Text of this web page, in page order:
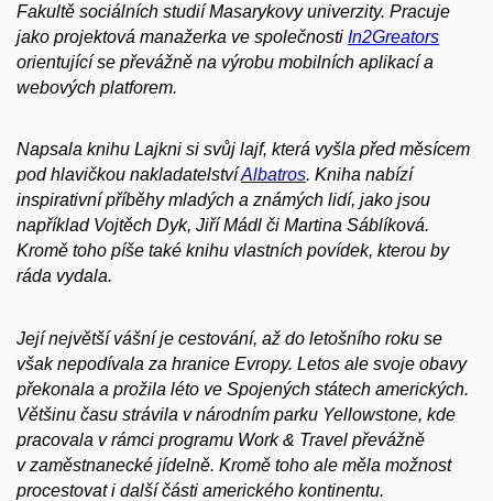
Fakultě sociálních studií Masarykovy univerzity. Pracuje
jako projektová manažerka ve společnosti In2Greators
orientující se převážně na výrobu mobilních aplikací a
webových platforem.
Napsala knihu Lajkni si svůj lajf, která vyšla před měsícem
pod hlavičkou nakladatelstvíAlbatros. Kniha nabízí
inspirativní příběhy mladých a známých lidí, jako jsou
například Vojtěch Dyk, Jiří Mádl či Martina Sáblíková.
Kromě toho píše také knihu vlastních povídek, kterou by
ráda vydala.
Její největší vášní je cestování, až do letošního roku se
však nepodívala za hranice Evropy. Letos ale svoje obavy
překonala a prožila léto ve Spojených státech amerických.
Většinu času strávila v národním parku Yellowstone, kde
pracovala v rámci programu Work & Travel převážně
v zaměstnanecké jídelně. Kromě toho ale měla možnost
procestovat i další části amerického kontinentu.